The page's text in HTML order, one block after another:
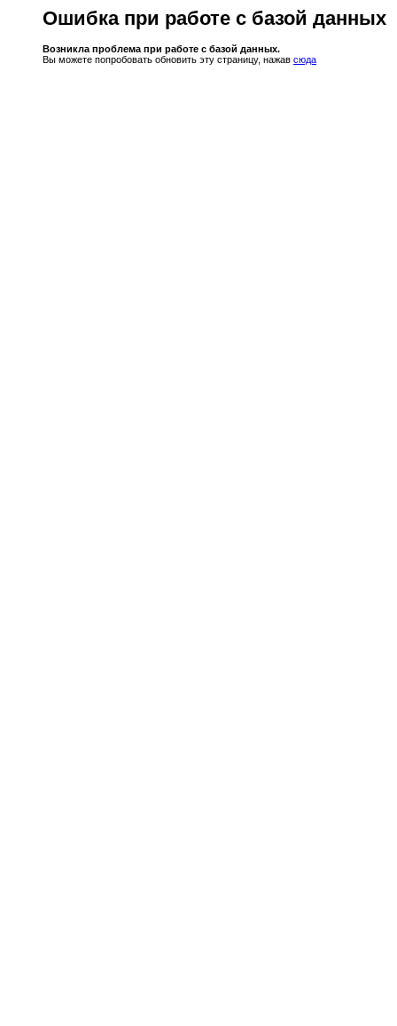
Ошибка при работе с базой данных
Возникла проблема при работе с базой данных.
Вы можете попробовать обновить эту страницу, нажав сюда